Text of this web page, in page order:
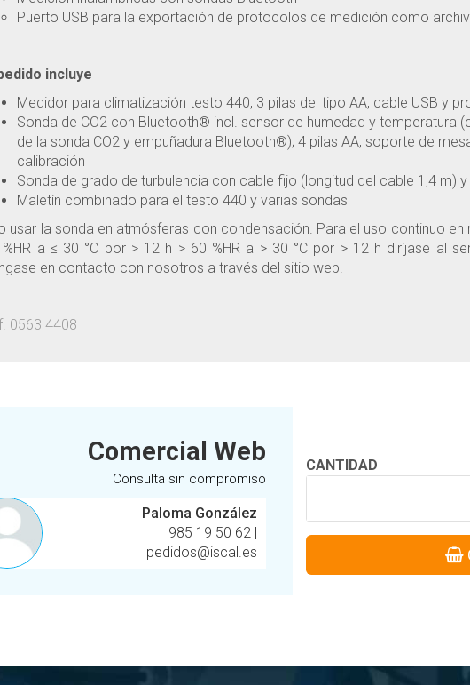
Puerto USB para la exportación de protocolos de medición como
incluye
Medidor para climatización testo 440, 3 pilas del tipo AA, cable USB y
Sonda de CO2 con Bluetooth® incl. sensor de humedad y temperatura
de la sonda CO2 y empuñadura Bluetooth®); 4 pilas AA, soporte de
calibración
Sonda de grado de turbulencia con cable fijo (longitud del cable 1,4 m)
Maletín combinado para el testo 440 y varias sondas
usar la sonda en atmósferas con condensación. Para el uso continuo en
a ≤ 30 °C por > 12 h > 60 %HR a > 30 °C por > 12 h diríjase al
en contacto con nosotros a través del sitio web.
0563 4408
Comercial Web
Consulta sin compromiso
Paloma González
985 19 50 62 |
pedidos@iscal.es
CANTIDAD